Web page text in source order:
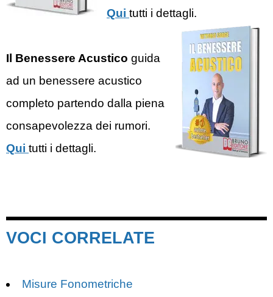
Qui tutti i dettagli.
Il Benessere Acustico guida
ad un benessere acustico
completo partendo dalla piena
consapevolezza dei rumori.
Qui tutti i dettagli.
VOCI CORRELATE
Misure Fonometriche